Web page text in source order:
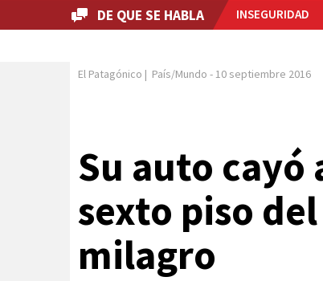
DE QUE SE HABLA INSEGURIDAD
El Patagónico | País/Mundo - 10 septiembre 2016
Su auto cayó
sexto piso
milagro